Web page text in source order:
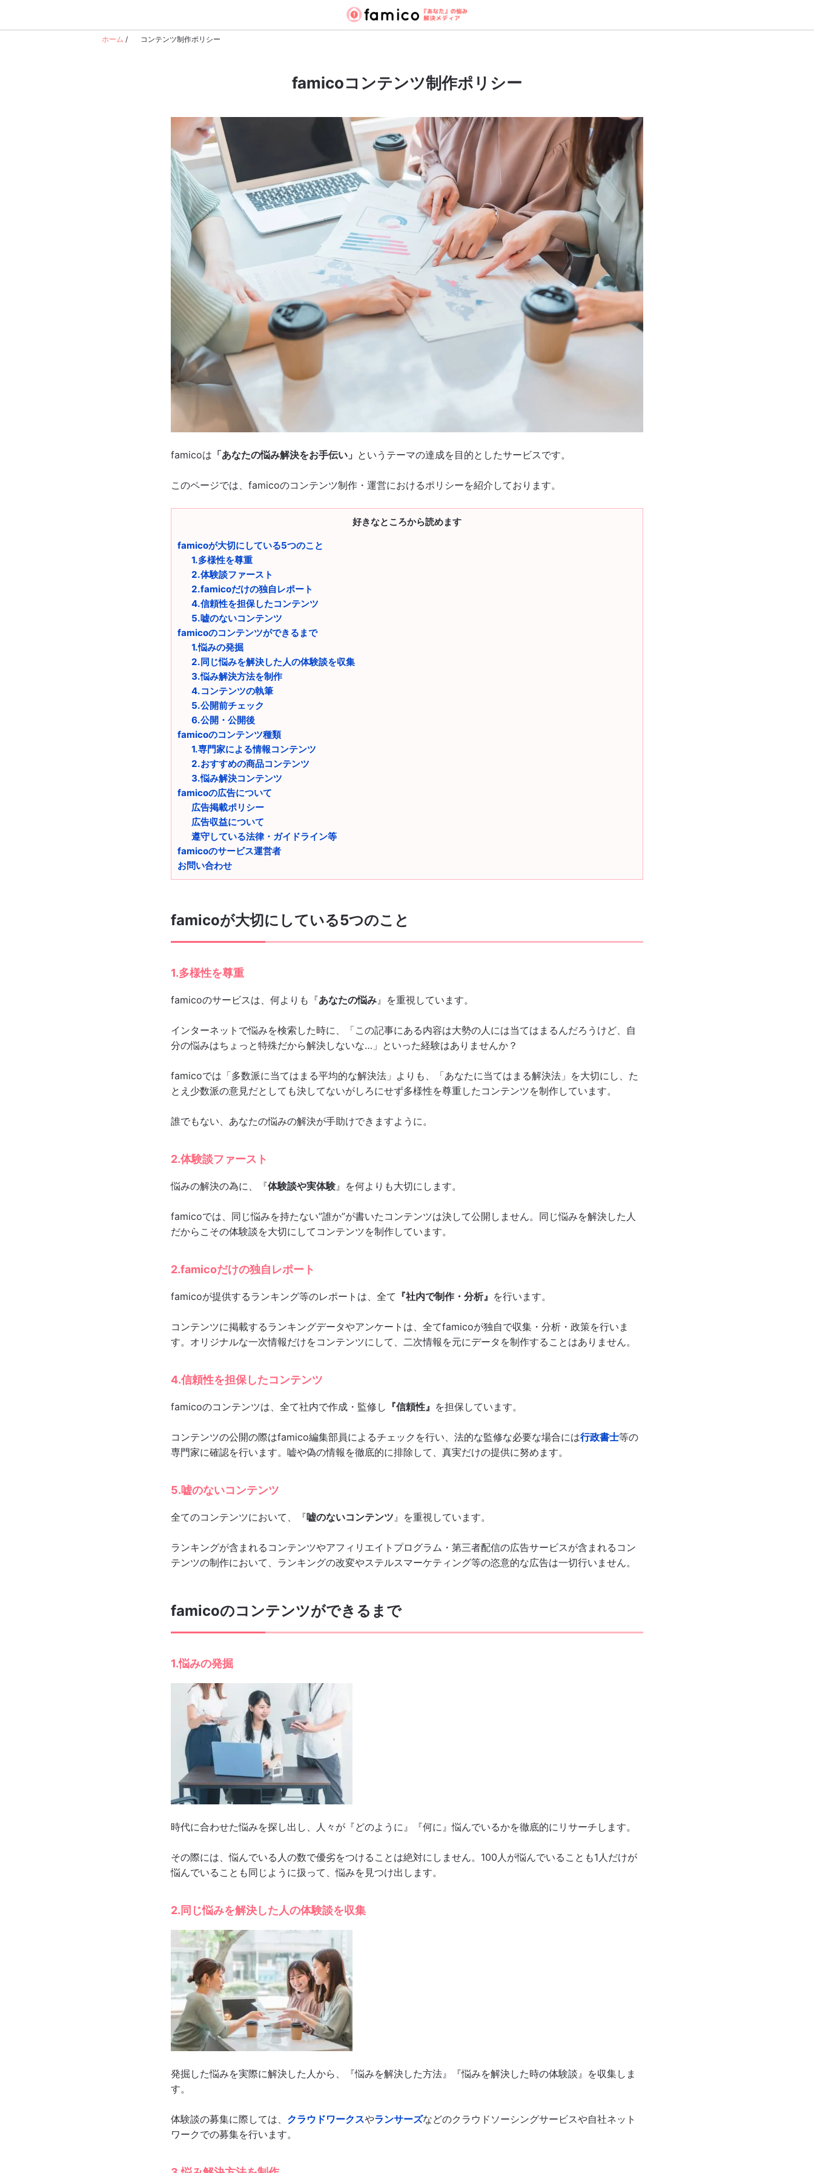
ホーム / コンテンツ制作ポリシー
famicoコンテンツ制作ポリシー
famicoは 「あなたの悩み解決をお手伝い」 というテーマの達成を目的としたサービスです。
このページでは、famicoのコンテンツ制作・運営におけるポリシーを紹介しております。
好きなところから読めます
famicoが大切にしている5つのこと
1.多様性を尊重
2.体験談ファースト
2.famicoだけの独自レポート
4.信頼性を担保したコンテンツ
5.嘘のないコンテンツ
famicoのコンテンツができるまで
1.悩みの発掘
2.同じ悩みを解決した人の体験談を収集
3.悩み解決方法を制作
4.コンテンツの執筆
5.公開前チェック
6.公開・公開後
famicoのコンテンツ種類
1.専門家による情報コンテンツ
2.おすすめの商品コンテンツ
3.悩み解決コンテンツ
famicoの広告について
広告掲載ポリシー
広告収益について
遵守している法律・ガイドライン等
famicoのサービス運営者
お問い合わせ
famicoが大切にしている5つのこと
1.多様性を尊重
famicoのサービスは、何よりも『あなたの悩み』を重視しています。
インターネットで悩みを検索した時に、「この記事にある内容は大勢の人には当てはまるんだろうけど、自
分の悩みはちょっと特殊だから解決しないな…」といった経験はありませんか？
famicoでは「多数派に当てはまる平均的な解決法」よりも、「あなたに当てはまる解決法」を大切にし、た
とえ少数派の意見だとしても決してないがしろにせず多様性を尊重したコンテンツを制作しています。
誰でもない、あなたの悩みの解決が手助けできますように。
2.体験談ファースト
悩みの解決の為に、『体験談や実体験』を何よりも大切にします。
famicoでは、同じ悩みを持たない”誰か”が書いたコンテンツは決して公開しません。同じ悩みを解決した人
だからこその体験談を大切にしてコンテンツを制作しています。
2.famicoだけの独自レポート
famicoが提供するランキング等のレポートは、全て 『社内で制作・分析』 を行います。
コンテンツに掲載するランキングデータやアンケートは、全てfamicoが独自で収集・分析・政策を行いま
す。オリジナルな一次情報だけをコンテンツにして、二次情報を元にデータを制作することはありません。
4.信頼性を担保したコンテンツ
famicoのコンテンツは、全て社内で作成・監修し 『信頼性』 を担保しています。
コンテンツの公開の際はfamico編集部員によるチェックを行い、法的な監修な必要な場合には行政書士等の
専門家に確認を行います。嘘や偽の情報を徹底的に排除して、真実だけの提供に努めます。
5.嘘のないコンテンツ
全てのコンテンツにおいて、『嘘のないコンテンツ』を重視しています。
ランキングが含まれるコンテンツやアフィリエイトプログラム・第三者配信の広告サービスが含まれるコン
テンツの制作において、ランキングの改変やステルスマーケティング等の恣意的な広告は一切行いません。
famicoのコンテンツができるまで
1.悩みの発掘
時代に合わせた悩みを探し出し、人々が『どのように』『何に』悩んでいるかを徹底的にリサーチします。
その際には、悩んでいる人の数で優劣をつけることは絶対にしません。100人が悩んでいることも1人だけが
悩んでいることも同じように扱って、悩みを見つけ出します。
2.同じ悩みを解決した人の体験談を収集
発掘した悩みを実際に解決した人から、『悩みを解決した方法』『悩みを解決した時の体験談』を収集しま
す。
体験談の募集に際しては、 クラウドワークスやランサーズなどのクラウドソーシングサービスや自社ネット
ワークでの募集を行います。